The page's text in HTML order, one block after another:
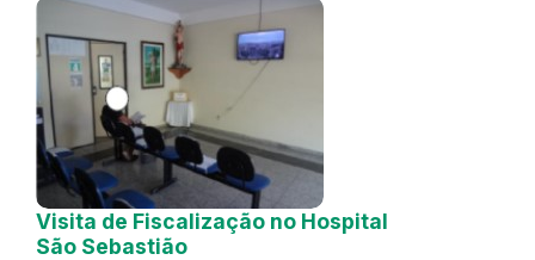
Visita de Fiscalização no Hospital
São Sebastião